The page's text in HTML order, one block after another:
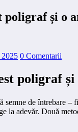
și o
2025 0 Comentarii
poligraf și
semne de întrebare
la adevăr. Două